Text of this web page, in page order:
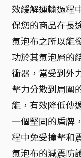
效緩解運輸過程
保您的商品在長
氣泡布之所以能
功於其氣泡層的
衝器，當受到外
擊力分散到周圍
能，有效降低傳
一個堅固的盾牌
程中免受撞擊和
氣泡布的減震防